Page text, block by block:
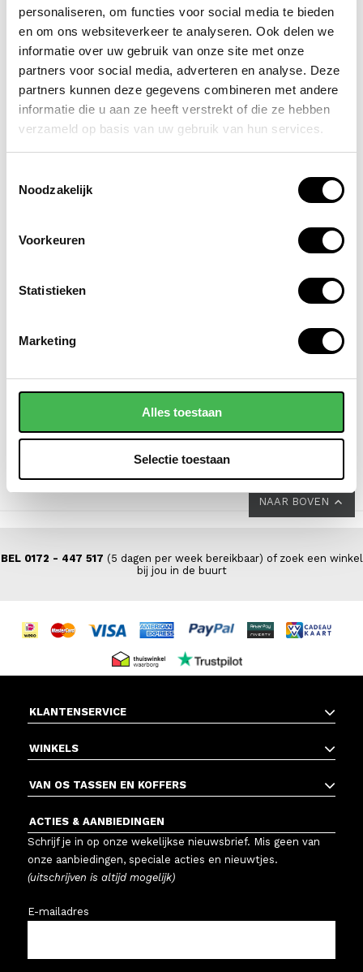
personaliseren, om functies voor social media te bieden
en om ons websiteverkeer te analyseren. Ook delen we
informatie over uw gebruik van onze site met onze
partners voor social media, adverteren en analyse. Deze
partners kunnen deze gegevens combineren met andere
informatie die u aan ze heeft verstrekt of die ze hebben
verzameld op basis van uw gebruik van hun services.
Noodzakelijk
Voorkeuren
Statistieken
Marketing
Alles toestaan
Selectie toestaan
s'cure
VAN 249,00VOOR 159,00
49,95
POPULAIRE EN BEST VERKOCHT
laptoprugzak / rugtas /
morius
VOOR 69,00
laptoptas / aktetas /
floater field leer
VAN 199,00
NAAR BOVEN
BEL 0172 - 447 517 (5 dagen per week bereikbaar) of zoek een winkel
bij jou in de buurt
KLANTENSERVICE
WINKELS
VAN OS TASSEN EN KOFFERS
ACTIES & AANBIEDINGEN
Schrijf je in op onze wekelijkse nieuwsbrief. Mis geen van
onze aanbiedingen, speciale acties en nieuwtjes.
(uitschrijven is altijd mogelijk)
E-mailadres